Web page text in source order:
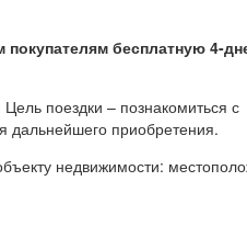
бесплатную 4-
поездки – познакомиться с
дальнейшего приобретения.
недвижимости: